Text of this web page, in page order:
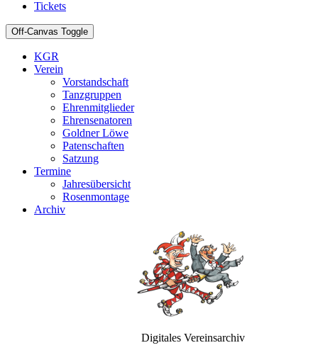
Tickets
Off-Canvas Toggle
KGR
Verein
Vorstandschaft
Tanzgruppen
Ehrenmitglieder
Ehrensenatoren
Goldner Löwe
Patenschaften
Satzung
Termine
Jahresübersicht
Rosenmontage
Archiv
Digitales Vereinsarchiv